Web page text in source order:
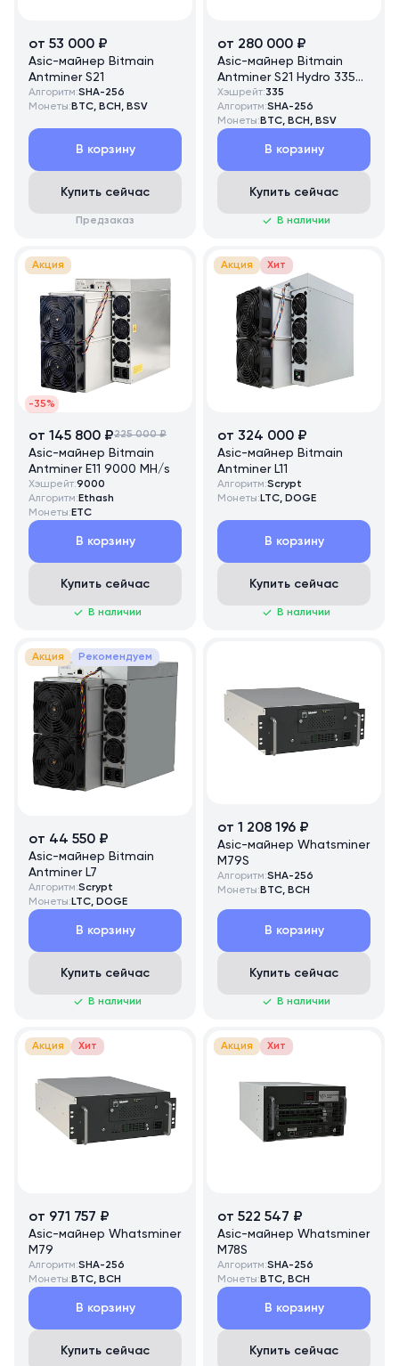
от 53 000 ₽
Asic-майнер Bitmain
Antminer S21
Алгоритм:SHA-256
Монеты: BTC, BCH, BSV
В корзину
Купить сейчас
Предзаказ
от 280 000 ₽
Asic-майнер Bitmain
Antminer S21 Hydro 335
TH/s
Хэшрейт:335
Алгоритм:SHA-256
Монеты: BTC, BCH, BSV
В корзину
Купить сейчас
В наличии
Акция
-35%
от 145 800 ₽225 000 ₽
Asic-майнер Bitmain
Antminer E11 9000 MH/s
Хэшрейт:9000
Алгоритм: Ethash
Монеты: ETC
В корзину
Купить сейчас
В наличии
Акция Хит
от 324 000 ₽
Asic-майнер Bitmain
Antminer L11
Алгоритм:Scrypt
Монеты: LTC, DOGE
В корзину
Купить сейчас
В наличии
Акция Рекомендуем
от 44 550 ₽
Asic-майнер Bitmain
Antminer L7
Алгоритм:Scrypt
Монеты: LTC, DOGE
В корзину
Купить сейчас
В наличии
от 1 208 196 ₽
Asic-майнер Whatsminer
M79S
Алгоритм:SHA-256
Монеты: BTC, BCH
В корзину
Купить сейчас
В наличии
Акция Хит
от 971 757 ₽
Asic-майнер Whatsminer
M79
Алгоритм:SHA-256
Монеты: BTC, BCH
В корзину
Купить сейчас
Акция Хит
от 522 547 ₽
Asic-майнер Whatsminer
M78S
Алгоритм:SHA-256
Монеты: BTC, BCH
В корзину
Купить сейчас